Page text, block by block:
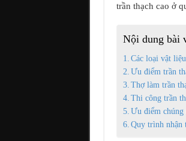
trần thạch cao ở
Nội dung bài
Các loại vật
Ưu điểm trần
Thợ làm trần
Thi công trần
Ưu điểm chúng
Quy trình nhận